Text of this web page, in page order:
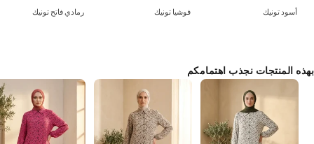
أسود تونيك فوشيا تونيك رمادي فاتح تونيك
بهذه المنتجات نجذب اهتمامكم